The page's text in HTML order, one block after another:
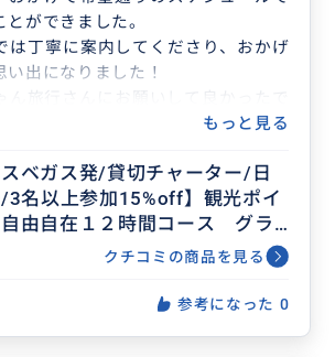
ができました。
は丁寧に案内してくださり、おかげ
出になりました！
ん旅行さんにお願いして良かったで
あれば、是非お願いしたいと思いま
もっと見る
ベガス発/貸切チャーター/日
3名以上参加15%off】観光ポイ
由自在１２時間コース グラ
キャニオン・アンテロープ・ホ
クチコミの商品を見る
参考になった 0